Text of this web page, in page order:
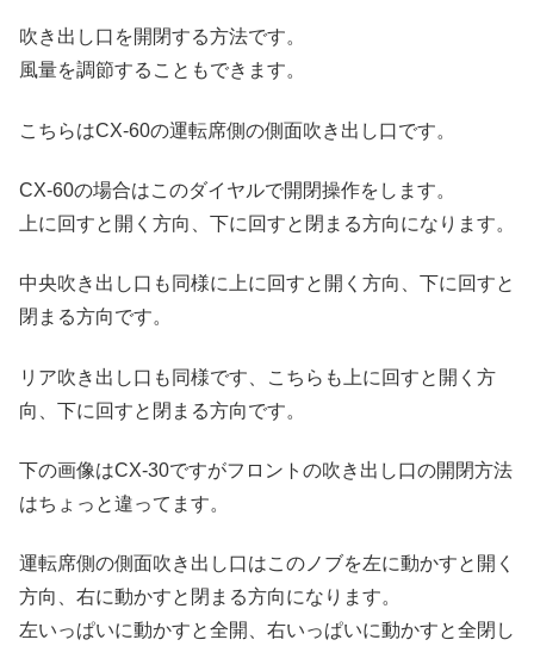
吹き出し口を開閉する方法です。
風量を調節することもできます。
こちらはCX-60の運転席側の側面吹き出し口です。
CX-60の場合はこのダイヤルで開閉操作をします。
上に回すと開く方向、下に回すと閉まる方向になります。
中央吹き出し口も同様に上に回すと開く方向、下に回すと
閉まる方向です。
リア吹き出し口も同様です、こちらも上に回すと開く方
向、下に回すと閉まる方向です。
下の画像はCX-30ですがフロントの吹き出し口の開閉方法
はちょっと違ってます。
運転席側の側面吹き出し口はこのノブを左に動かすと開く
方向、右に動かすと閉まる方向になります。
左いっぱいに動かすと全開、右いっぱいに動かすと全閉し